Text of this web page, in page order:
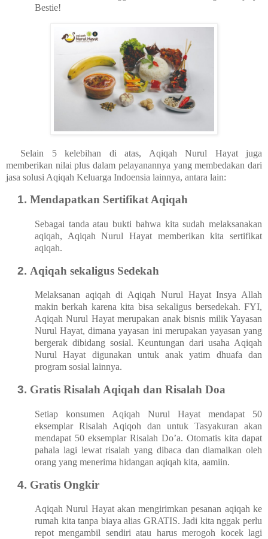
Bestie!
Selain 5 kelebihan di atas, Aqiqah Nurul Hayat juga
memberikan nilai plus dalam pelayanannya yang membedakan dari
jasa solusi Aqiqah Keluarga Indoensia lainnya, antara lain:
Mendapatkan Sertifikat Aqiqah
Sebagai tanda atau bukti bahwa kita sudah melaksanakan
aqiqah, Aqiqah Nurul Hayat memberikan kita sertifikat
aqiqah.
Aqiqah sekaligus Sedekah
Melaksanan aqiqah di Aqiqah Nurul Hayat Insya Allah
makin berkah karena kita bisa sekaligus bersedekah. FYI,
Aqiqah Nurul Hayat merupakan anak bisnis milik Yayasan
Nurul Hayat, dimana yayasan ini merupakan yayasan yang
bergerak dibidang sosial. Keuntungan dari usaha Aqiqah
Nurul Hayat digunakan untuk anak yatim dhuafa dan
program sosial lainnya.
Gratis Risalah Aqiqah dan Risalah Doa
Setiap konsumen Aqiqah Nurul Hayat mendapat 50
eksemplar Risalah Aqiqoh dan untuk Tasyakuran akan
mendapat 50 eksemplar Risalah Do’a. Otomatis kita dapat
pahala lagi lewat risalah yang dibaca dan diamalkan oleh
orang yang menerima hidangan aqiqah kita, aamiin.
Gratis Ongkir
Aqiqah Nurul Hayat akan mengirimkan pesanan aqiqah ke
rumah kita tanpa biaya alias GRATIS. Jadi kita nggak perlu
repot mengambil sendiri atau harus merogoh kocek lagi